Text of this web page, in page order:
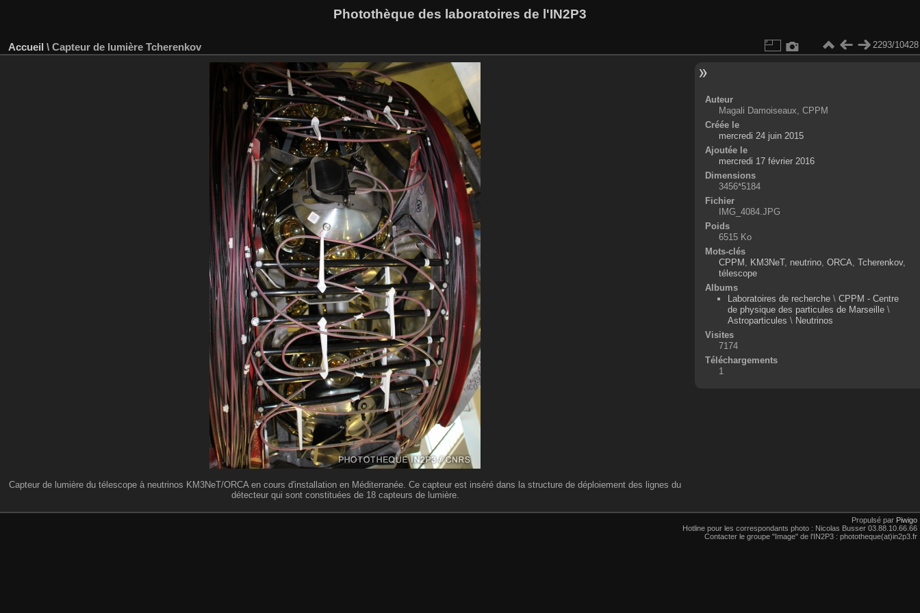
Photothèque des laboratoires de l'IN2P3
Accueil \ Capteur de lumière Tcherenkov 2293/10428
Capteur de lumière du télescope à neutrinos KM3NeT/ORCA en cours d'installation en Méditerranée. Ce capteur est inséré dans la structure de déploiement des lignes du
détecteur qui sont constituées de 18 capteurs de lumière.
Auteur
Magali Damoiseaux, CPPM
Créée le
mercredi 24 juin 2015
Ajoutée le
mercredi 17 février 2016
Dimensions
3456*5184
Fichier
IMG_4084.JPG
Poids
6515 Ko
Mots-clés
CPPM
KM3NeT, neutrino, ORCA Tcherenkov,
télescope
Albums
Laboratoires de recherche\ CPPM - Centre
de physique des particules de Marseille\
Astroparticules \ Neutrinos
Visites
7174
Téléchargements
1
Propulsé par Piwigo
Hotline pour les correspondants photo : Nicolas Busser 03.88.10.66.66
Contacter le groupe "Image" de l'IN2P3 : phototheque(at)in2p3.fr